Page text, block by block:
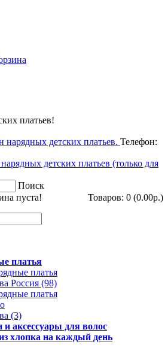
платьев!
Телефон:
Поиск
Товаров: 0 (0.00р.)
пуста!
платья
платья
Россия (98)
платья
(3)
и аксессуары для волос
хлопка на каждый день